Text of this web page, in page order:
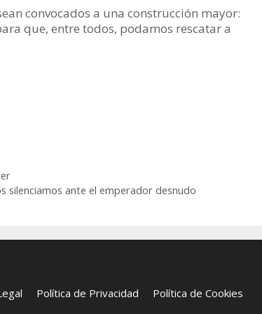
convocados a una construcción mayor:
que, entre todos, podamos rescatar a
silenciamos ante el emperador desnudo
Política de Privacidad
Política de Cookies